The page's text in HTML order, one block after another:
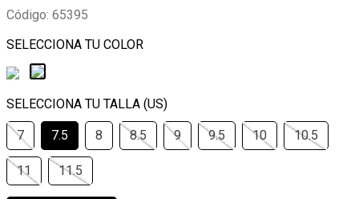
Código: 65395
7 7.5 8 8.5 9 9.5 10 10.5
11 11.5